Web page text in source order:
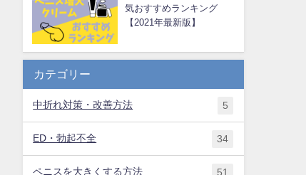
気おすすめランキング
【2021年最新版】
カテゴリー
中折れ対策・改善方法 5
ED・勃起不全 34
ペニスを大きくする方法 51